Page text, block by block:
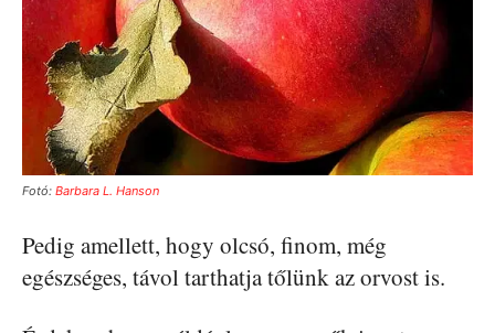
Fotó: Barbara L. Hanson
Pedig amellett, hogy olcsó, finom, még
egészséges, távol tarthatja tőlünk az orvost is.